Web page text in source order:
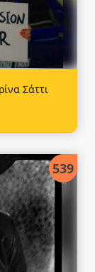
Σάττι
539